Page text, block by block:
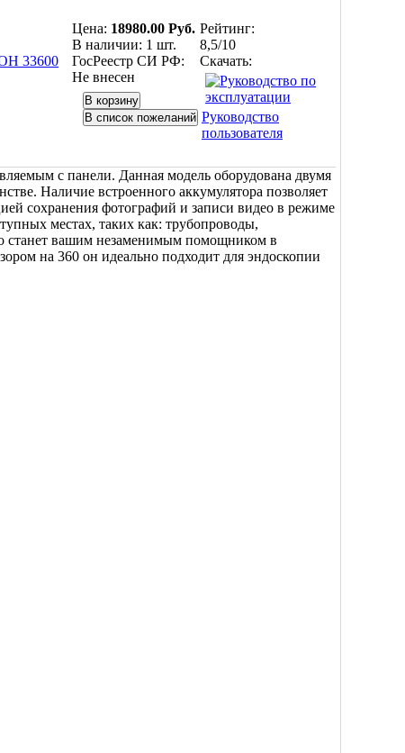
Цена: 18980.00 Руб.
В наличии: 1 шт.
ГосРеестр СИ РФ:
Не внесен
Рейтинг:
8,5/10
Скачать:
Руководство
пользователя
с панели. Данная модель оборудована двумя
Наличие встроенного аккумулятора позволяет
сохранения фотографий и записи видео в режиме
местах, таких как: трубопроводы,
станет вашим незаменимым помощником в
на 360 он идеально подходит для эндоскопии